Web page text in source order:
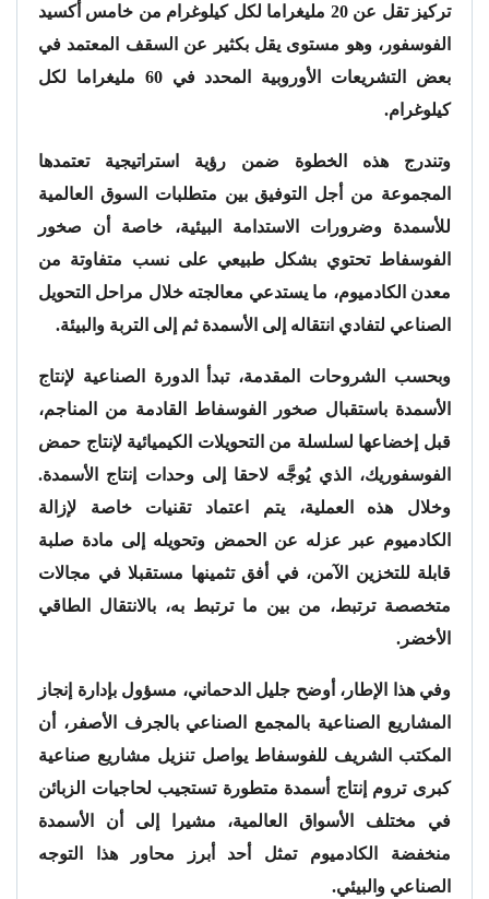
تركيز تقل عن 20 مليغراما لكل كيلوغرام من خامس أكسيد
الفوسفور، وهو مستوى يقل بكثير عن السقف المعتمد في
بعض التشريعات الأوروبية المحدد في 60 مليغراما لكل
كيلوغرام.
وتندرج هذه الخطوة ضمن رؤية استراتيجية تعتمدها
المجموعة من أجل التوفيق بين متطلبات السوق العالمية
للأسمدة وضرورات الاستدامة البيئية، خاصة أن صخور
الفوسفاط تحتوي بشكل طبيعي على نسب متفاوتة من
معدن الكادميوم، ما يستدعي معالجته خلال مراحل التحويل
الصناعي لتفادي انتقاله إلى الأسمدة ثم إلى التربة والبيئة.
وبحسب الشروحات المقدمة، تبدأ الدورة الصناعية لإنتاج
الأسمدة باستقبال صخور الفوسفاط القادمة من المناجم،
قبل إخضاعها لسلسلة من التحويلات الكيميائية لإنتاج حمض
الفوسفوريك، الذي يُوجَّه لاحقا إلى وحدات إنتاج الأسمدة.
وخلال هذه العملية، يتم اعتماد تقنيات خاصة لإزالة
الكادميوم عبر عزله عن الحمض وتحويله إلى مادة صلبة
قابلة للتخزين الآمن، في أفق تثمينها مستقبلا في مجالات
متخصصة ترتبط، من بين ما ترتبط به، بالانتقال الطاقي
الأخضر.
وفي هذا الإطار، أوضح جليل الدحماني، مسؤول بإدارة إنجاز
المشاريع الصناعية بالمجمع الصناعي بالجرف الأصفر، أن
المكتب الشريف للفوسفاط يواصل تنزيل مشاريع صناعية
كبرى تروم إنتاج أسمدة متطورة تستجيب لحاجيات الزبائن
في مختلف الأسواق العالمية، مشيرا إلى أن الأسمدة
منخفضة الكادميوم تمثل أحد أبرز محاور هذا التوجه
الصناعي والبيئي.